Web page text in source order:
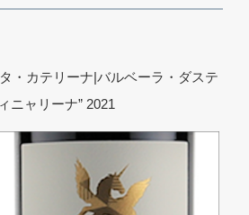
・カテリーナ|バルベーラ・ダステ
ニャリーナ” 2021